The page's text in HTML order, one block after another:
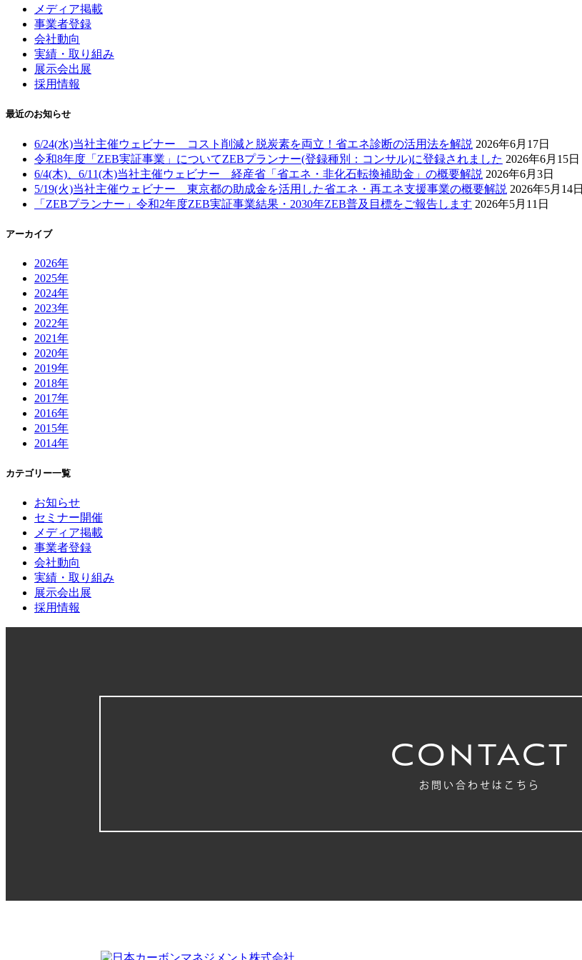
メディア掲載
事業者登録
会社動向
実績・取り組み
展示会出展
採用情報
最近のお知らせ
6/24(水)当社主催ウェビナー コスト削減と脱炭素を両立！省エネ診断の活用法を解説 2026年6月17日
令和8年度「ZEB実証事業」についてZEBプランナー(登録種別：コンサル)に登録されました 2026年6月15日
6/4(木)、6/11(木)当社主催ウェビナー 経産省「省エネ・非化石転換補助金」の概要解説 2026年6月3日
5/19(火)当社主催ウェビナー 東京都の助成金を活用した省エネ・再エネ支援事業の概要解説 2026年5月14日
「ZEBプランナー」令和2年度ZEB実証事業結果・2030年ZEB普及目標をご報告します 2026年5月11日
アーカイブ
2026年
2025年
2024年
2023年
2022年
2021年
2020年
2019年
2018年
2017年
2016年
2015年
2014年
カテゴリー一覧
お知らせ
セミナー開催
メディア掲載
事業者登録
会社動向
実績・取り組み
展示会出展
採用情報
CONTACT
お問い合わせはこちら